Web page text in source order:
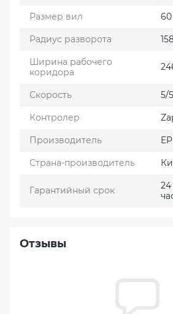
Размер вил
Радиус разворота
Ширина рабочего
коридора
Скорость 5/
Контролер
Производитель
Страна-производитель
Гарантийный срок
Отзывы